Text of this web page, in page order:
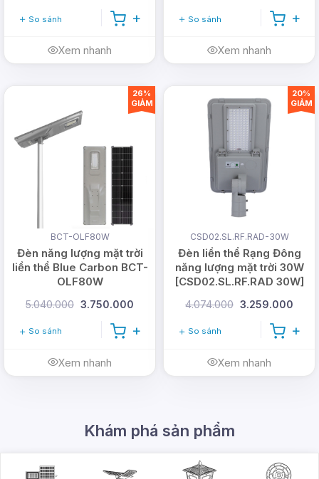
Chi tiết sản phẩm:
Dưới đây là một số thông tin nổi bật về đèn đường
Tấm năng lượng mặt trời
So sánh
Xem nhanh
So sánh
Xem nhanh
BCT-OLF80W
Đèn năng lượng mặt trời
liền thể Blue Carbon BCT-
OLF80W
5.040.000 3.750.000
So sánh
Xem nhanh
26%
GIẢM
CSD02.SL.RF.RAD-30W
Đèn liền thể Rạng Đông
năng lượng mặt trời 30W
[CSD02.SL.RF.RAD 30W]
4.074.000 3.259.000
So sánh
Xem nhanh
20%
GIẢM
Khám phá sản phẩm